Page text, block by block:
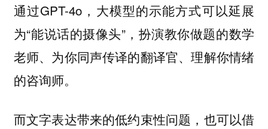
通过GPT-4o，大模型的示能方式可以延展
为“能说话的摄像头”，扮演教你做题的数学
老师、为你同声传译的翻译官、理解你情绪
的咨询师。
而文字表达带来的低约束性问题，也可以借